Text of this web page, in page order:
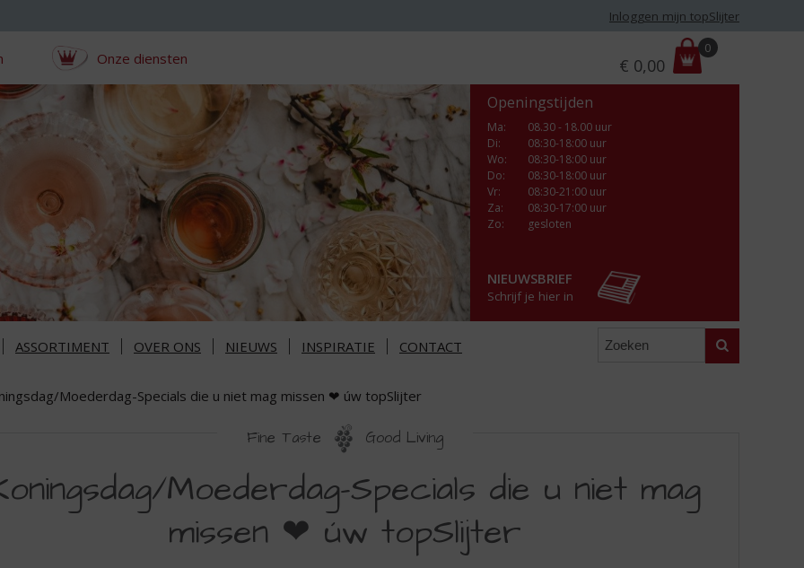
Inloggen mijn topSlijter
Onze diensten
r
i
€ 0,00
0
Openingstijden
Ma:
08.30 - 18.00 uur
Di:
08:30-18:00 uur
Wo:
08:30-18:00 uur
Do:
08:30-18:00 uur
Vr:
08:30-21:00 uur
Za:
08:30-17:00 uur
Zo:
gesloten
NIEUWSBRIEF
Schrijf je hier in
ASSORTIMENT OVER ONS NIEUWS INSPIRATIE CONTACT Zoeken
Moederdag-Specials die u niet mag missen ❤ úw topSlijter
Fine Taste Good Living
MOEDERDAG-
Moederdag-Specials die u niet mag
missen ❤ úw topSlijter